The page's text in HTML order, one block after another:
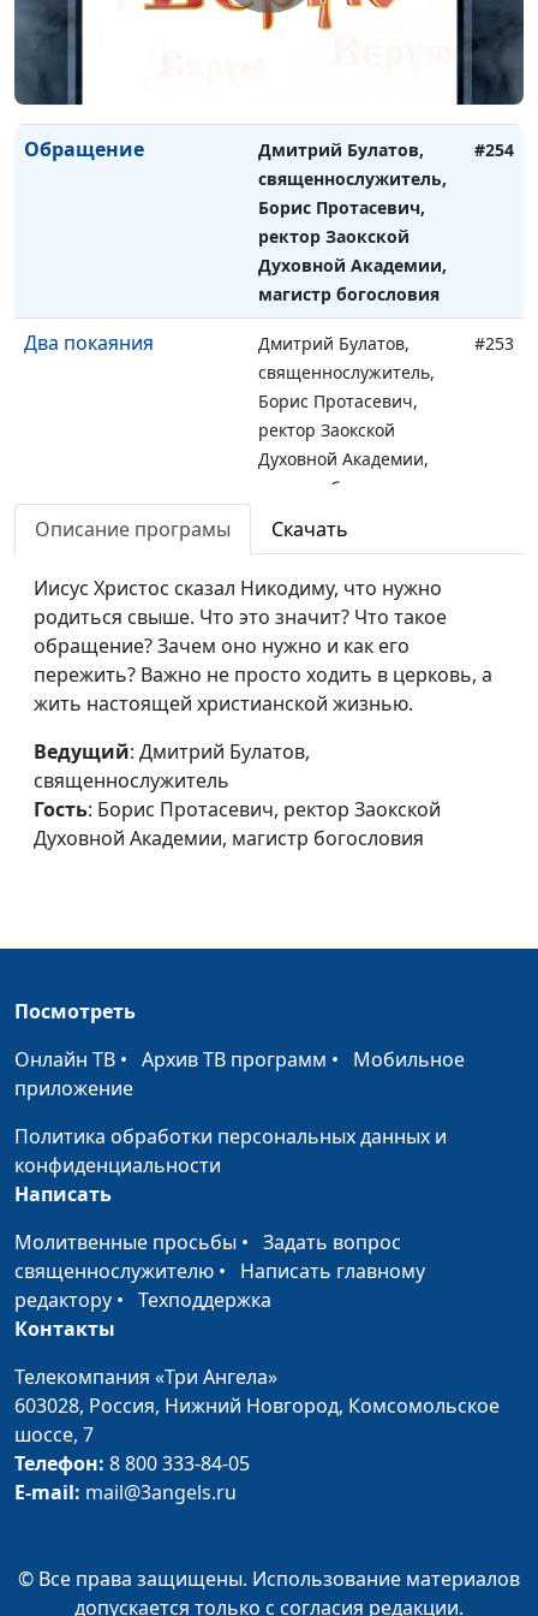
Борис Протасевич,
Обращение
Дмитрий Булатов,
священнослужитель,
Борис Протасевич,
ректор Заокской
Духовной Академии,
магистр богословия
#254
Два покаяния
Дмитрий Булатов,
священнослужитель,
Борис Протасевич,
ректор Заокской
Духовной Академии,
магистр богословия
#253
Христианство: теория
Дмитрий Булатов,
Борис Протасевич,
ректор Заокской
Духовной Академии,
магистр богословия
сотрудник Института
Заокской Духовной
Академии
перевода Библии при
Послание к Галатам
Иван Лобанов,
Заокской Духовной
Павла
сотрудник Института
перевода Библии при
Заокской Духовной
Послания апостола
Иоанна
Иван Лобанов,
сотрудник Института
Петра
сотрудник Института
перевода Библии при
Описание програмы Скачать
Иисус Христос сказал Никодиму, что нужно
родиться свыше. Что это значит? Что такое
обращение? Зачем оно нужно и как его
пережить? Важно не просто ходить в церковь, а
жить настоящей христианской жизнью.
Ведущий: Дмитрий Булатов,
священнослужитель
Гость: Борис Протасевич, ректор Заокской
Духовной Академии, магистр богословия
Посмотреть
Онлайн ТВ • Архив ТВ программ • Мобильное
приложение
Политика обработки персональных данных и
конфиденциальности
Написать
Молитвенные просьбы • Задать вопрос
священнослужителю • Написать главному
редактору • Техподдержка
Контакты
Телекомпания «Три Ангела»
603028, Россия, Нижний Новгород, Комсомольское
шоссе, 7
Телефон: 8 800 333-84-05
E-mail: mail@3angels.ru
© Все права защищены. Использование материалов
допускается только с согласия редакции.